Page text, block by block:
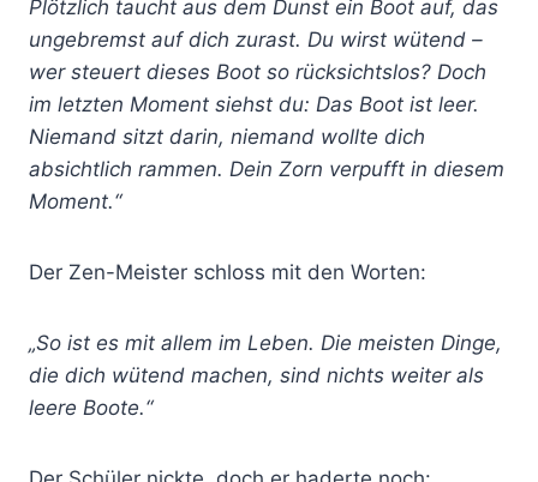
Plötzlich taucht aus dem Dunst ein Boot auf, das
ungebremst auf dich zurast. Du wirst wütend –
wer steuert dieses Boot so rücksichtslos? Doch
im letzten Moment siehst du: Das Boot ist leer.
Niemand sitzt darin, niemand wollte dich
absichtlich rammen. Dein Zorn verpufft in diesem
Moment.“
Der Zen-Meister schloss mit den Worten:
„So ist es mit allem im Leben. Die meisten Dinge,
die dich wütend machen, sind nichts weiter als
leere Boote.“